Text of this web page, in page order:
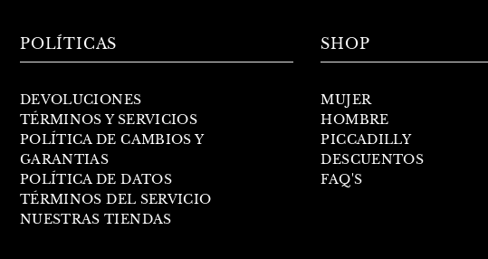
POLÍTICAS
DEVOLUCIONES
TÉRMINOS Y SERVICIOS
POLÍTICA DE CAMBIOS Y
GARANTIAS
POLÍTICA DE DATOS
TÉRMINOS DEL SERVICIO
NUESTRAS TIENDAS
SHOP
MUJER
HOMBRE
PICCADILLY
DESCUENTOS
FAQ'S